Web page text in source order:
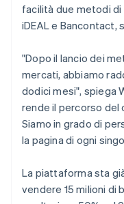
facilità due metodi
iDEAL e Bancontact,
"Dopo il lancio dei
mercati, abbiamo
dodici mesi", spiega
rende il percorso del
Siamo in grado di
la pagina di ogni
La piattaforma sta
vendere 15 milioni di